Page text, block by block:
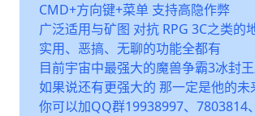
CMD+方向键+菜单 支持高隐作弊
广泛适用与矿图 对抗 RPG 3C之类的
实用、恶搞、无聊的功能全都有
目前宇宙中最强大的魔兽争霸3冰封
如果说还有更强大的 那一定是他的未
你可以加QQ群19938997、7803814、